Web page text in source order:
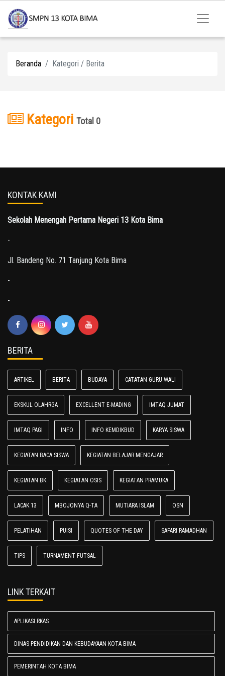
Beranda Kategori / Berita
Kategori Total 0
KONTAK KAMI
Sekolah Menengah Pertama Negeri 13 Kota Bima
-
Jl. Bandeng No. 71 Tanjung Kota Bima
-
-
BERITA
ARTIKEL BERITA BUDAYA CATATAN GURU WALI
EKSKUL OLAHRGA EXCELLENT E-MADING IMTAQ JUMAT
IMTAQ PAGI INFO INFO KEMDIKBUD KARYA SISWA
KEGIATAN BACA SISWA KEGIATAN BELAJAR MENGAJAR
KEGIATAN BK KEGIATAN OSIS KEGIATAN PRAMUKA
LACAK 13 MBOJONYA Q-TA MUTIARA ISLAM OSN
PELATIHAN PUISI QUOTES OF THE DAY SAFARI RAMADHAN
TIPS TURNAMENT FUTSAL
LINK TERKAIT
APLIKASI RKAS
DINAS PENDIDIKAN DAN KEBUDAYAAN KOTA BIMA
PEMERINTAH KOTA BIMA